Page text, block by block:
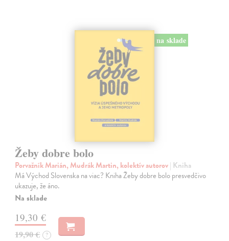
na sklade
Žeby dobre bolo
Porvažník Marián, Mudrák Martin, kolektív autorov| Kniha
Má Východ Slovenska na viac? Kniha Žeby dobre bolo presvedčivo
ukazuje, že áno.
Na sklade
19,30 €
19,90 € ?